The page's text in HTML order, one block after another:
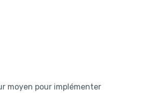
moyen pour implémenter